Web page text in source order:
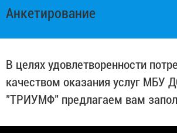
Анкетирование
В целях удовлетворенности
качеством оказания услуг МБУ
"ТРИУМФ" предлагаем вам